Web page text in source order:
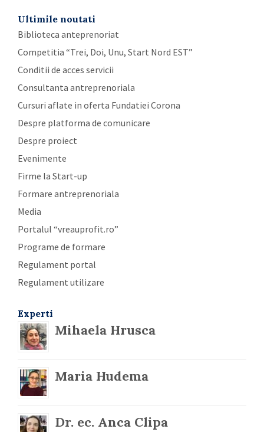
Ultimile noutati
Biblioteca anteprenoriat
Competitia “Trei, Doi, Unu, Start Nord EST”
Conditii de acces servicii
Consultanta antreprenoriala
Cursuri aflate in oferta Fundatiei Corona
Despre platforma de comunicare
Despre proiect
Evenimente
Firme la Start-up
Formare antreprenoriala
Media
Portalul “vreauprofit.ro”
Programe de formare
Regulament portal
Regulament utilizare
Experti
Mihaela Hrusca
Maria Hudema
Dr. ec. Anca Clipa